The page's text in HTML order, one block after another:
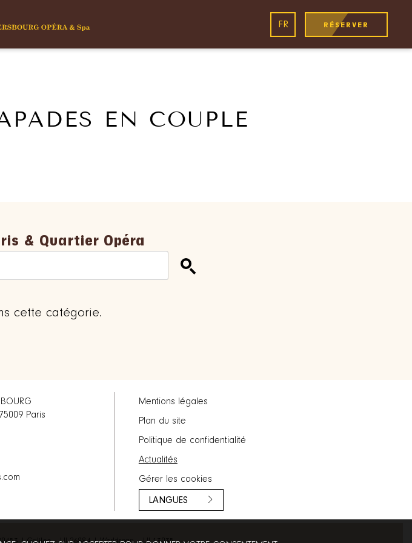
FR RÉSERVER
EN COUPLE
& Quartier Opéra
cette catégorie.
75009 Paris
Mentions légales
Plan du site
Politique de confidentialité
Actualités
Gérer les cookies
LANGUES
| Galileo – UI 26884 | Worldspan – UI 13035